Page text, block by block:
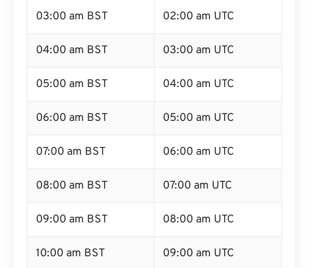
03:00 am BST 02:00 am UTC
04:00 am BST 03:00 am UTC
05:00 am BST 04:00 am UTC
06:00 am BST 05:00 am UTC
07:00 am BST 06:00 am UTC
08:00 am BST 07:00 am UTC
09:00 am BST 08:00 am UTC
10:00 am BST 09:00 am UTC